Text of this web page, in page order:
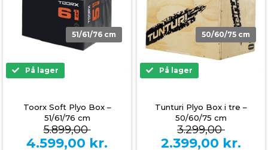
51/61/76 cm
På lager
Toorx Soft Plyo Box –
51/61/76 cm
5.899,00
4.599,00 kr.
50/60/75 cm
På lager
Tunturi Plyo Box i tre –
50/60/75 cm
3.299,00
2.399,00 kr.